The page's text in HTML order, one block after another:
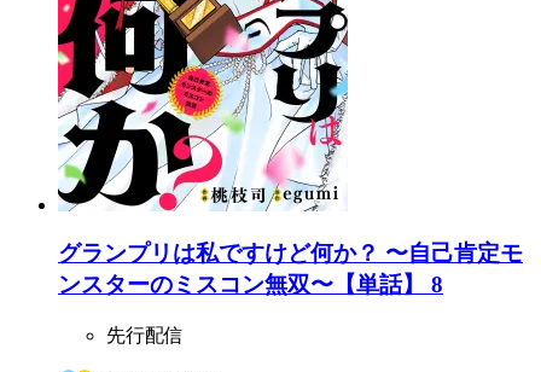
グランプリは私ですけど何か？ 〜自己肯定モ
ンスターのミスコン無双〜【単話】 8
先行配信